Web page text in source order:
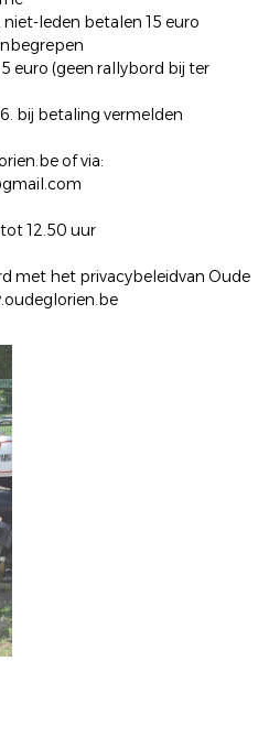
niet-leden betalen 15 euro
euro (geen rallybord bij ter
bij betaling vermelden
of via:
12.50 uur
met het privacybeleidvan Oude